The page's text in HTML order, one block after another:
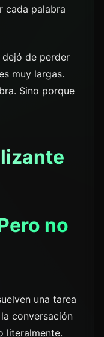
cada palabra
de perder
muy largas.
Sino porque
no
una tarea
conversación
literalmente.